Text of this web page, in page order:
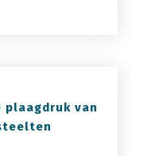
van